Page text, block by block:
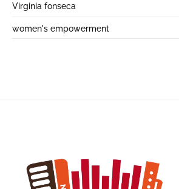
Virginia fonseca
women's empowerment